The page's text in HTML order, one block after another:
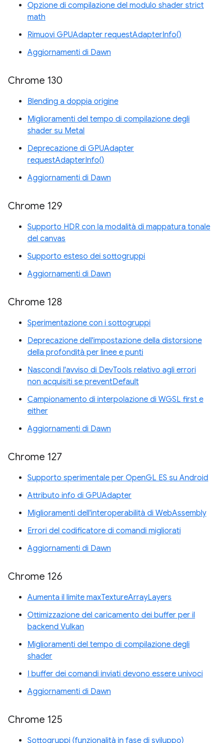
Opzione di compilazione del modulo shader strict
math
Rimuovi GPUAdapter requestAdapterInfo()
Aggiornamenti di Dawn
Chrome 130
Blending a doppia origine
Miglioramenti del tempo di compilazione degli
shader su Metal
Deprecazione di GPUAdapter
requestAdapterInfo()
Aggiornamenti di Dawn
Chrome 129
Supporto HDR con la modalità di mappatura tonale
del canvas
Supporto esteso dei sottogruppi
Aggiornamenti di Dawn
Chrome 128
Sperimentazione con i sottogruppi
Deprecazione dell'impostazione della distorsione
della profondità per linee e punti
Nascondi l'avviso di DevTools relativo agli errori
non acquisiti se preventDefault
Campionamento di interpolazione di WGSL first e
either
Aggiornamenti di Dawn
Chrome 127
Supporto sperimentale per OpenGL ES su Android
Attributo info di GPUAdapter
Miglioramenti dell'interoperabilità di WebAssembly
Errori del codificatore di comandi migliorati
Aggiornamenti di Dawn
Chrome 126
Aumenta il limite maxTextureArrayLayers
Ottimizzazione del caricamento dei buffer per il
backend Vulkan
Miglioramenti del tempo di compilazione degli
shader
I buffer dei comandi inviati devono essere univoci
Aggiornamenti di Dawn
Chrome 125
Sottogruppi (funzionalità in fase di sviluppo)